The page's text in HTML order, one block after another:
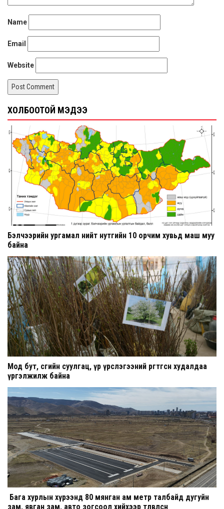
Name
Email
Website
ХОЛБООТОЙ МЭДЭЭ
Бэлчээрийн ургамал нийт нутгийн 10 орчим хувьд маш муу
байна
Мод бут, сөөгийн суулгац, үр үрслэгээний өргөтгөсөн худалдаа
үргэлжилж байна
Бага хурлын хүрээнд 80 мянган ам метр талбайд дугуйн
зам, явган зам, авто зогсоол хийхээр төлөвлөсөн